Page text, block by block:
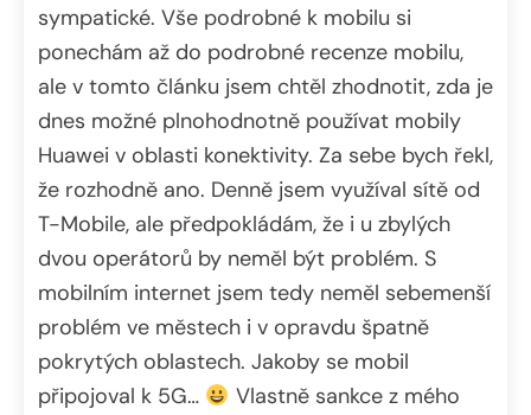
sympatické. Vše podrobné k mobilu si
ponechám až do podrobné recenze mobilu,
ale v tomto článku jsem chtěl zhodnotit, zda je
dnes možné plnohodnotně používat mobily
Huawei v oblasti konektivity. Za sebe bych řekl,
že rozhodně ano. Denně jsem využíval sítě od
T-Mobile, ale předpokládám, že i u zbylých
dvou operátorů by neměl být problém. S
mobilním internet jsem tedy neměl sebemenší
problém ve městech i v opravdu špatně
pokrytých oblastech. Jakoby se mobil
připojoval k 5G…
Vlastně sankce z mého